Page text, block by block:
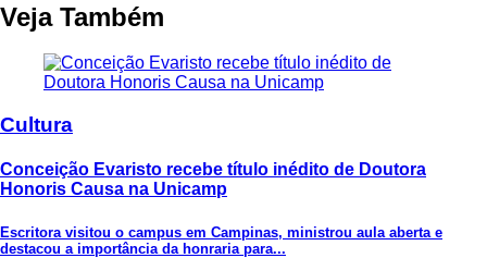
Veja Também
Cultura
Conceição Evaristo recebe título inédito de Doutora
Honoris Causa na Unicamp
Escritora visitou o campus em Campinas, ministrou aula aberta e
destacou a importância da honraria para...